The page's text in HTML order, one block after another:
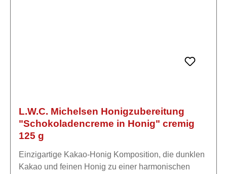
L.W.C. Michelsen Honigzubereitung
"Schokoladencreme in Honig" cremig
125 g
Einzigartige Kakao-Honig Komposition, die dunklen
Kakao und feinen Honig zu einer harmonischen